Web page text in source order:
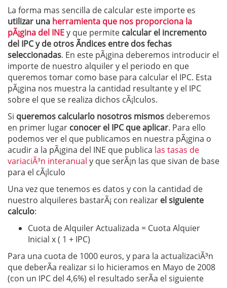
La forma mas sencilla de calcular este importe es
utilizar una herramienta que nos proporciona la
pÃ¡gina del INEy que permite calcular el incremento
del IPC y de otros Ã­ndices entre dos fechas
seleccionadas. En este pÃ¡gina deberemos introducir el
importe de nuestro alquiler y el periodo en que
queremos tomar como base para calcular el IPC. Esta
pÃ¡gina nos muestra la cantidad resultante y el IPC
sobre el que se realiza dichos cÃ¡lculos.
Si queremos calcularlo nosotros mismos deberemos
en primer lugar conocer el IPC que aplicar. Para ello
podemos ver el que publicamos en nuestra pÃ¡gina o
acudir a la pÃ¡gina del INE que publica las tasas de
variaciÃ³n interanual y que serÃ¡n las que sivan de base
para el cÃ¡lculo
Una vez que tenemos es datos y con la cantidad de
nuestro alquileres bastarÃ¡ con realizar el siguiente
calculo:
Cuota de Alquiler Actualizada = Cuota Alquier
Inicial x ( 1 + IPC)
Para una cuota de 1000 euros, y para la actualizaciÃ³n
que deberÃ­a realizar si lo hicieramos en Mayo de 2008
(con un IPC del 4,6%) el resultado serÃ­a el siguiente